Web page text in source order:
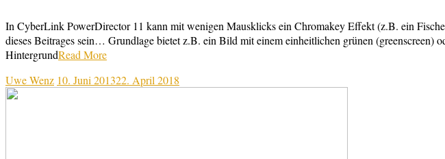
In CyberLink PowerDirector 11 kann mit wenigen Mausklicks ein Chromakey Effekt (z.B. ein
dieses Beitrages sein… Grundlage bietet z.B. ein Bild mit einem einheitlichen grünen
HintergrundRead More
Uwe Wenz 10. Juni 201322. April 2018